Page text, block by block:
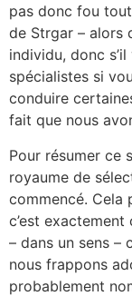
pas donc fou
de Strgar – alors
individu, donc
spécialistes si
conduire
fait que nous
Pour résumer ce
royaume de
commencé. Cela
c’est
– dans un sens –
nous frappons
probablement